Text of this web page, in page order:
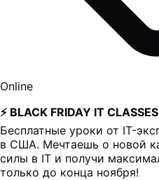
Online
⚡ BLACK FRIDAY IT
Бесплатные уроки от IT-
в США. Мечтаешь о новой
силы в IT и получи
только до конца ноября!